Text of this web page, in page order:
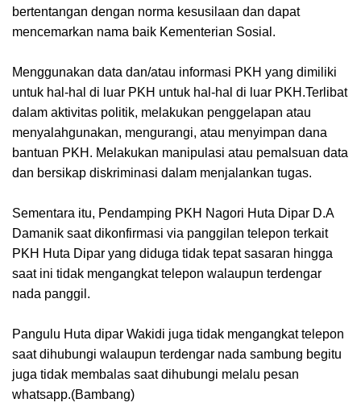
bertentangan dengan norma kesusilaan dan dapat
mencemarkan nama baik Kementerian Sosial.
Menggunakan data dan/atau informasi PKH yang dimiliki
untuk hal-hal di luar PKH untuk hal-hal di luar PKH.Terlibat
dalam aktivitas politik, melakukan penggelapan atau
menyalahgunakan, mengurangi, atau menyimpan dana
bantuan PKH. Melakukan manipulasi atau pemalsuan data
dan bersikap diskriminasi dalam menjalankan tugas.
Sementara itu, Pendamping PKH Nagori Huta Dipar D.A
Damanik saat dikonfirmasi via panggilan telepon terkait
PKH Huta Dipar yang diduga tidak tepat sasaran hingga
saat ini tidak mengangkat telepon walaupun terdengar
nada panggil.
Pangulu Huta dipar Wakidi juga tidak mengangkat telepon
saat dihubungi walaupun terdengar nada sambung begitu
juga tidak membalas saat dihubungi melalu pesan
whatsapp.(Bambang)